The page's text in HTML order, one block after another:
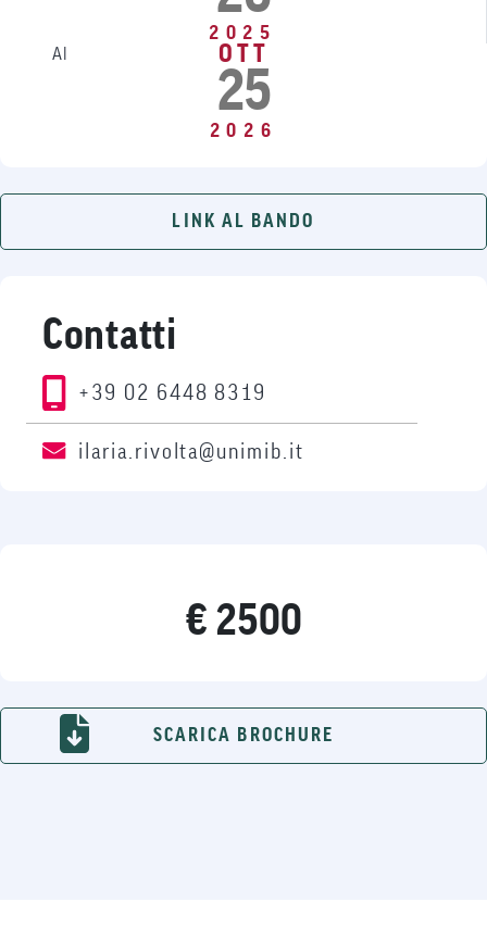
2025
Al OTT
25
2026
LINK AL BANDO
Contatti
+39 02 6448 8319
ilaria.rivolta@unimib.it
€ 2500
SCARICA BROCHURE